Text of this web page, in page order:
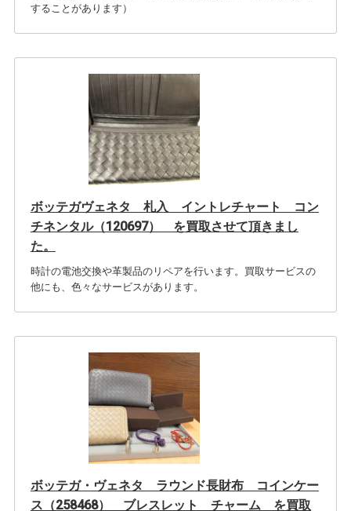
することがあります）
ボッテガヴェネタ 札入 イントレチャート コン
チネンタル（120697） を買取させて頂きまし
た。
時計の電池交換や革製品のリペアを行います。買取サービスの
他にも、色々なサービスがあります。
ボッテガ・ヴェネタ ラウンド長財布 コインケー
ス（258468） ブレスレット チャーム を買取